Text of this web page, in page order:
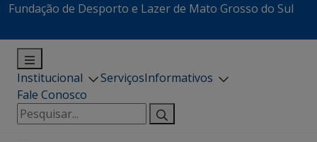
Fundação de Desporto e Lazer de Mato Grosso do Sul
Institucional ServiçosInformativos
Fale Conosco
Pesquisar
por: